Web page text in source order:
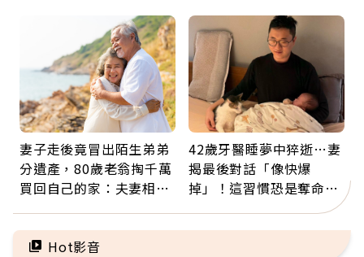
雷
妻子走後竟冒出陌生弟弟
分遺產，80歲老翁掏千萬
買回自己的家：夫妻相守
42歲牙醫睡夢中猝逝…妻
揭最後對話「像快爆
掉」！這習慣恐是奪命原
因：沒有一份工作值得用
命交換
Hot影音